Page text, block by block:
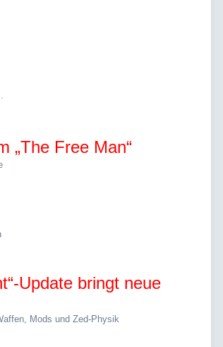
„The Free Man“
Update bringt neue
Mods und Zed-Physik